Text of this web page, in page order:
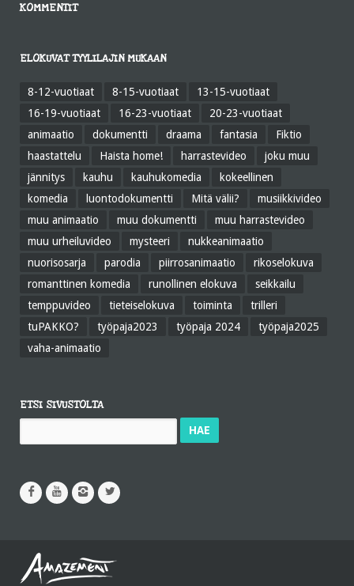
KOMMENTIT
ELOKUVAT TYYLILAJIN MUKAAN
8-12-vuotiaat 8-15-vuotiaat
13-15-vuotiaat
16-19-vuotiaat
16-23-vuotiaat
20-23-vuotiaat
animaatio
dokumentti draama fantasia
Fiktio
haastattelu
Haista home! harrastevideo
joku muu
jännitys
kauhu kauhukomedia
kokeellinen
komedia
luontodokumentti Mitä välii?
musiikkivideo
muu animaatio
muu dokumentti
muu harrastevideo
muu urheiluvideo
mysteeri
nukkeanimaatio
nuorisosarja
parodia piirrosanimaatio
rikoselokuva
romanttinen komedia
runollinen elokuva
seikkailu
temppuvideo
tieteiselokuva toiminta
trilleri
tuPAKKO?
työpaja2023 työpaja 2024
työpaja2025
vaha-animaatio
ETSI SIVUSTOLTA